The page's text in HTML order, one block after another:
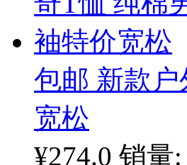
包邮 新款
宽松
¥274.0 销量: